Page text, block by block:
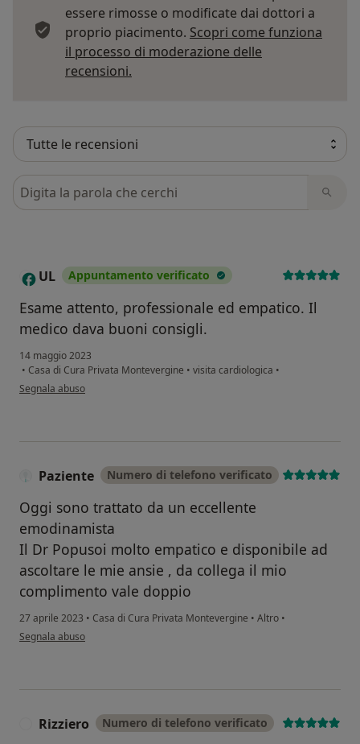
essere rimosse o modificate dai dottori a
proprio piacimento. Scopri come funziona
il processo di moderazione delle
recensioni.
Cerca nelle recensioni
U UL Appuntamento verificato
Esame attento, professionale ed empatico. Il
medico dava buoni consigli.
14 maggio 2023
• Casa di Cura Privata Montevergine • visita cardiologica •
secondo l'opinione dell'utente UL
Segnala abuso
Paziente Numero di telefono verificato
Oggi sono trattato da un eccellente
emodinamista
Il Dr Popusoi molto empatico e disponibile ad
ascoltare le mie ansie , da collega il mio
complimento vale doppio
27 aprile 2023 • Casa di Cura Privata Montevergine • Altro •
secondo l'opinione dell'utente Paziente
Segnala abuso
Rizziero Numero di telefono verificato